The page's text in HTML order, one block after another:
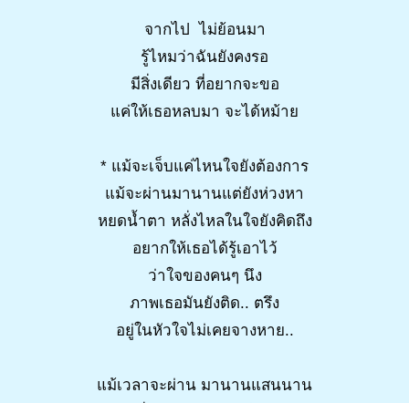
จากไป ไม่ย้อนมา
รู้ไหมว่าฉันยังคงรอ
มีสิ่งเดียว ที่อยากจะขอ
แค่ให้เธอหลบมา จะได้หม้าย
* แม้จะเจ็บแค่ไหนใจยังต้องการ
แม้จะผ่านมานานแต่ยังห่วงหา
หยดน้ำตา หลั่งไหลในใจยังคิดถึง
อยากให้เธอได้รู้เอาไว้
ว่าใจของคนๆ นึง
ภาพเธอมันยังติด.. ตรึง
อยู่ในหัวใจไม่เคยจางหาย..
แม้เวลาจะผ่าน มานานแสนนาน